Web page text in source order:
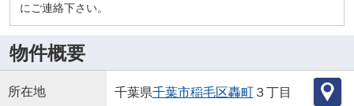
にご連絡下さい。
物件概要
所在地 千葉県千葉市稲毛区轟町３丁目